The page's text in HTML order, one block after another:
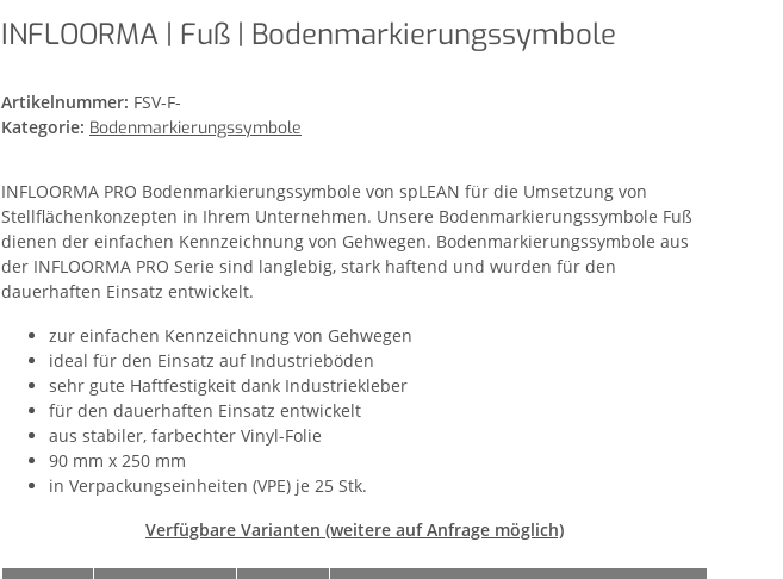
INFLOORMA | Fuß | Bodenmarkierungssymbole
Artikelnummer: FSV-F-
Kategorie: Bodenmarkierungssymbole
INFLOORMA PRO Bodenmarkierungssymbole von spLEAN für die Umsetzung von
Stellflächenkonzepten in Ihrem Unternehmen. Unsere Bodenmarkierungssymbole Fuß
dienen der einfachen Kennzeichnung von Gehwegen. Bodenmarkierungssymbole aus
der INFLOORMA PRO Serie sind langlebig, stark haftend und wurden für den
dauerhaften Einsatz entwickelt.
zur einfachen Kennzeichnung von Gehwegen
ideal für den Einsatz auf Industrieböden
sehr gute Haftfestigkeit dank Industriekleber
für den dauerhaften Einsatz entwickelt
aus stabiler, farbechter Vinyl-Folie
90 mm x 250 mm
in Verpackungseinheiten (VPE) je 25 Stk.
Verfügbare Varianten (weitere auf Anfrage möglich)